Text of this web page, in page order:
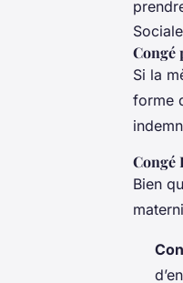
Congé
Si la
forme
Congé
Bien